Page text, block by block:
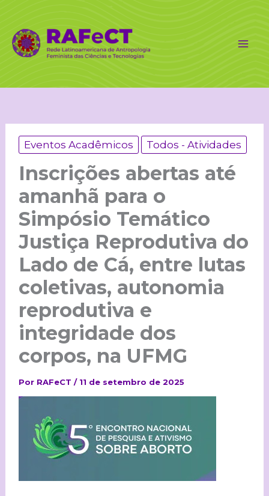
conteúdo
Eventos Acadêmicos Todos - Atividades
Inscrições abertas até
amanhã para o
Simpósio Temático
Justiça Reprodutiva do
Lado de Cá, entre lutas
coletivas, autonomia
reprodutiva e
integridade dos
corpos, na UFMG
Por RAFeCT / 11 de setembro de 2025